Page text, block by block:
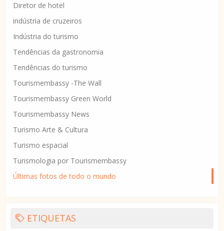
Diretor de hotel
indústria de cruzeiros
Indústria do turismo
Tendências da gastronomia
Tendências do turismo
Tourismembassy -The Wall
Tourismembassy Green World
Tourismembassy News
Turismo Arte & Cultura
Turismo espacial
Turismologia por Tourismembassy
Últimas fotos de todo o mundo
ETIQUETAS